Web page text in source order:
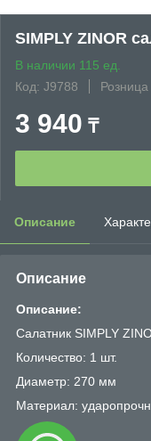
SIMPLY ZINOR
В наличии 115 ед.
Код: J9788
Розница
3 940 ₸
Описание
Описание
Описание:
Салатник SIMPLY
Количество: 1 шт.
Диаметр: 270 мм
Материал: